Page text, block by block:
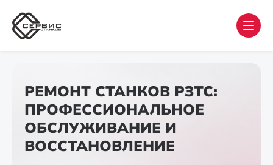
РЕМОНТ СТАНКОВ РЗТС:
ПРОФЕССИОНАЛЬНОЕ
ОБСЛУЖИВАНИЕ И
ВОССТАНОВЛЕНИЕ